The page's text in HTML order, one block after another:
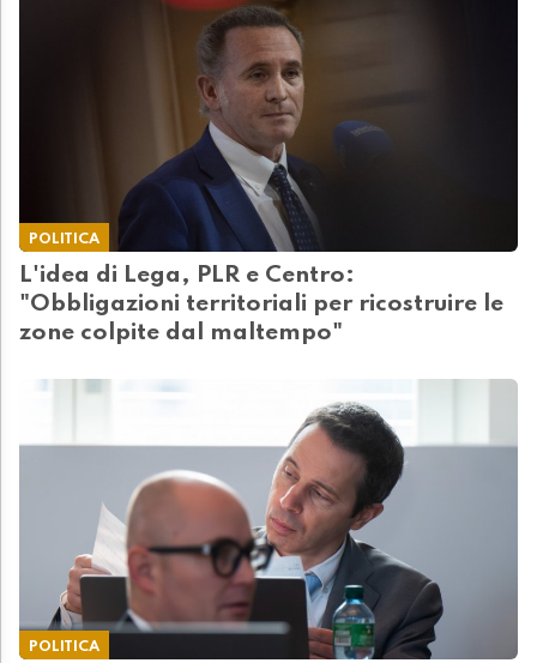
POLITICA
L'idea di Lega, PLR e Centro:
"Obbligazioni territoriali per ricostruire le
zone colpite dal maltempo"
POLITICA